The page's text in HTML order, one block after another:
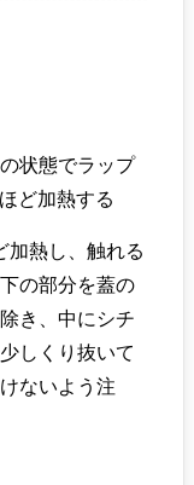
状態でラップ
ど加熱する
加熱し、触れる
の部分を蓋の
き、中にシチ
しくり抜いて
ないよう注